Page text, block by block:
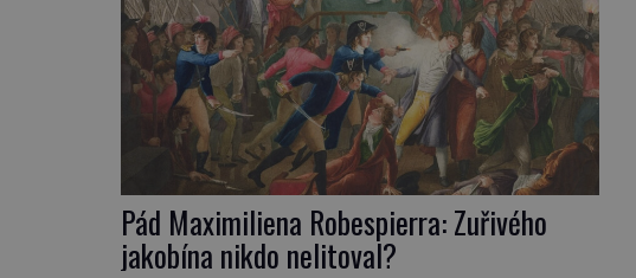
Pád Maximiliena Robespierra: Zuřivého
jakobína nikdo nelitoval?